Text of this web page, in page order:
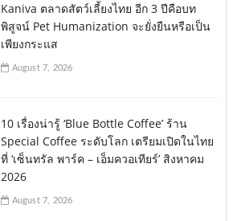
Kaniva ตลาดสัตว์เลี้ยงไทย อีก 3 ปีคือบท
พิสูจน์ Pet Humanization จะยั่งยืนหรือเป็น
เพียงกระแส
August 7, 2026
10 เรื่องน่ารู้ ‘Blue Bottle Coffee’ ร้าน
Special Coffee ระดับโลก เตรียมเปิดในไทย
ที่ ‘เซ็นทรัล พาร์ค – เอ็มควอเทียร์’ สิงหาคม
2026
August 7, 2026